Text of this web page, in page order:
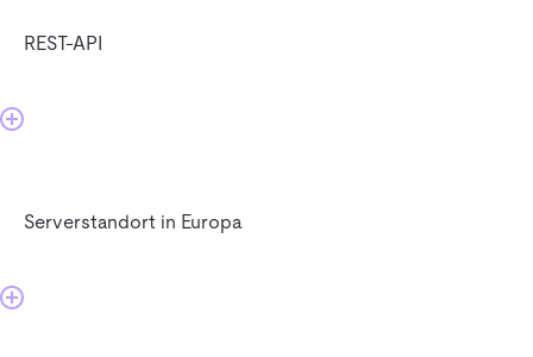
REST-API
Serverstandort in Europa